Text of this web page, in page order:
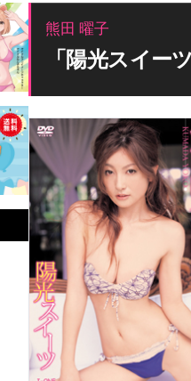
熊田 曜子
「陽光スイー